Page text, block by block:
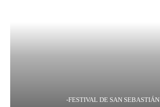
-FESTIVAL DE SAN SEBASTIÁN